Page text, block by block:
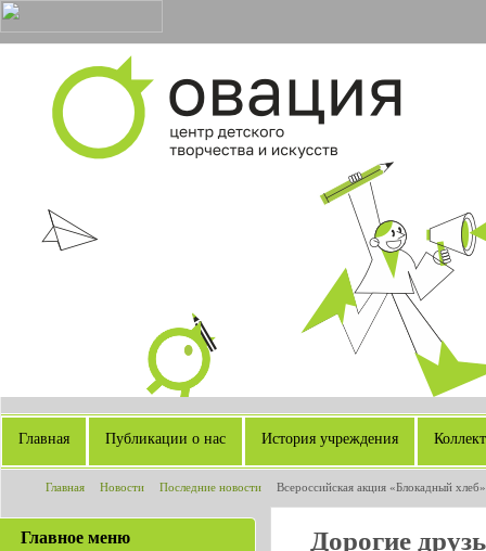
Главная Публикации о нас История учреждения
Главная Новости Последние новости Всероссийская акция «Блокадный хлеб»
Главное меню
Дорогие